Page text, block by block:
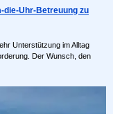
die-Uhr-Betreuung zu
Unterstützung im Alltag
Der Wunsch, den